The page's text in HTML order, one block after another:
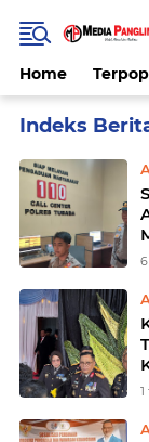
Home